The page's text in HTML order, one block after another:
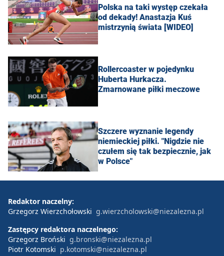
Polska na taki występ czekała
od dekady! Anastazja Kuś
mistrzynią świata [WIDEO]
Rollercoaster w pojedynku
Huberta Hurkacza.
Zmarnowane piłki meczowe
Szczere wyznanie legendy
niemieckiej piłki. "Nigdzie nie
czułem się tak bezpiecznie, jak
w Polsce"
Redaktor naczelny:
Grzegorz Wierzchołowski g.wierzcholowski@niezalezna.pl
Zastępcy redaktora naczelnego:
Grzegorz Broński g.bronski@niezalezna.pl
Piotr Kotomski p.kotomski@niezalezna.pl